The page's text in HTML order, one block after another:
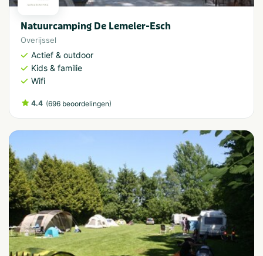
Natuurcamping De Lemeler-Esch
Overijssel
Actief & outdoor
Kids & familie
Wifi
4.4 (696 beoordelingen)